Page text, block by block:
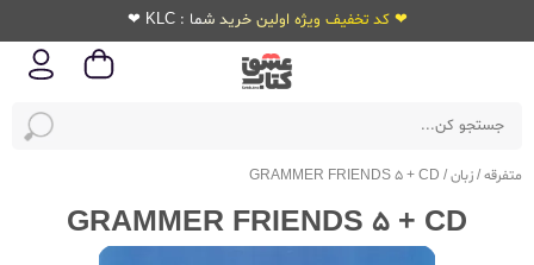
❤ کد تخفیف ویژه اولین خرید شما : KLC ❤
متفرقه/زبان/
GRAMMER FRIENDS 5 + CD
GRAMMER FRIENDS 5 + CD